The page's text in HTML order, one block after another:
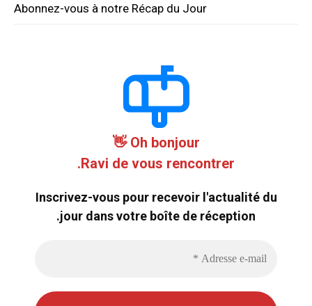
Abonnez-vous à notre Récap du Jour
Oh bonjour 👋
Ravi de vous rencontrer.
Inscrivez-vous pour recevoir l'actualité du
jour dans votre boîte de réception.